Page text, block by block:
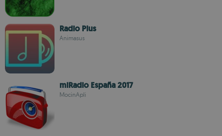
Radio Plus
Animasus
miRadio España 2017
MocinApli